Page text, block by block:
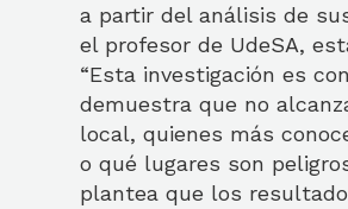
a partir del análisis de
el profesor de UdeSA,
“Esta investigación es
demuestra que no
local, quienes más
o qué lugares son
plantea que los